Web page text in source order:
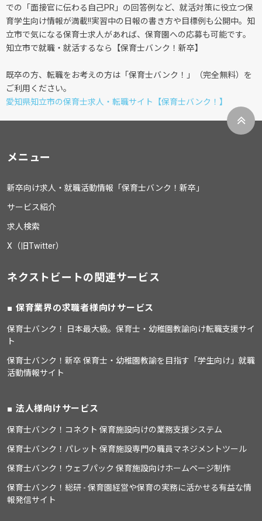
での「面接官に伝わる自己PR」の回答例など、就活対策に役立つ保
育学生向け情報が満載!!実習中の日報の書き方や目標例も公開中。知
立市で気になる保育士求人があれば、保育園への応募も可能です。
知立市で就職・就活するなら【保育士バンク！新卒】
既卒の方、転職をお考えの方は「保育士バンク！」（完全無料）を
ご利用ください。
愛知県知立市の保育士求人・転職サイト【保育士バンク！】
メニュー
新卒向け求人・就職活動情報「保育士バンク！新卒」
サービス紹介
求人検索
X（旧Twitter）
ネクストビートの関連サービス
保育業界の求職者様向けサービス
保育士バンク！ 日本最大級。保育士・幼稚園教諭向け転職支援サイ
ト
保育士バンク！新卒 保育士・幼稚園教諭を目指す「学生向け」就職
活動情報サイト
法人様向けサービス
保育士バンク！コネクト 保育施設向けの業務支援システム
保育士バンク！パレット 保育施設専門の職員マネジメントツール
保育士バンク！ウェブパック 保育施設向けホームページ制作
保育士バンク！総研 - 保育園経営や保育の実務に活かせる有益な情
報発信サイト